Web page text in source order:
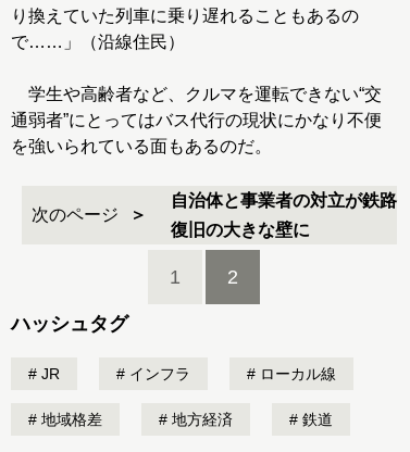
り換えていた列車に乗り遅れることもあるの
で……」（沿線住民）
学生や高齢者など、クルマを運転できない“交
通弱者”にとってはバス代行の現状にかなり不便
を強いられている面もあるのだ。
次のページ
自治体と事業者の対立が鉄路
復旧の大きな壁に
1 2
ハッシュタグ
JR インフラ ローカル線
地域格差 地方経済 鉄道